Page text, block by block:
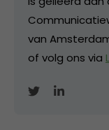
van
of volg ons via